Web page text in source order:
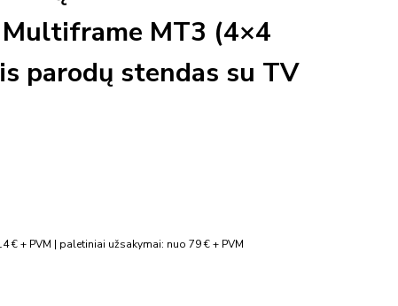
MT3 (4×4
parodų stendas su TV
€ + PVM | paletiniai užsakymai: nuo 79 € + PVM